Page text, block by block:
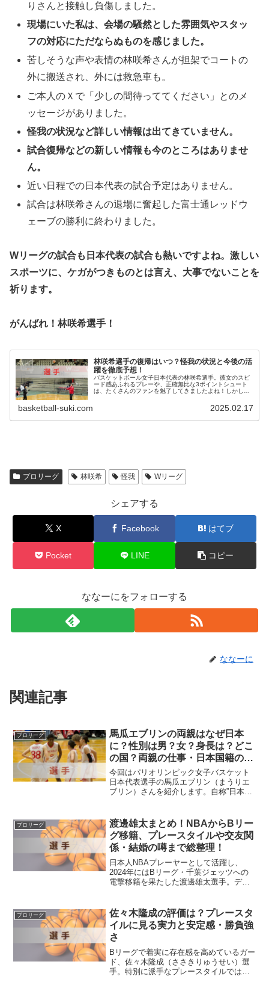
りさんと接触し負傷しました。
現場にいた私は、会場の騒然とした雰囲気やスタッ
フの対応にただならぬものを感じました。
苦しそうな声や表情の林咲希さんが担架でコートの
外に搬送され、外には救急車も。
ご本人のＸで「少しの間待っててください」とのメ
ッセージがありました。
怪我の状況など詳しい情報は出てきていません。
試合復帰などの新しい情報も今のところはありませ
ん。
近い日程での日本代表の試合予定はありません。
試合は林咲希さんの退場に奮起した富士通レッドウ
ェーブの勝利に終わりました。
Wリーグの試合も日本代表の試合も熱いですよね。 激しい
スポーツに、ケガがつきものとは言え、大事でないことを
祈ります。
がんばれ！林咲希選手！
林咲希選手の復帰はいつ？怪我の状況と今後の活
躍を徹底予想！
バスケットボール女子日本代表の林咲希選手。彼女のスピ
ード感あふれるプレーや、正確無比な3ポイントシュート
は、たくさんのファンを魅了してきましたよね！しかし、
basketball-suki.com 2025.02.17
プロリーグ 林咲希 怪我 Wリーグ
シェアする
X Facebook はてブ
Pocket LINE コピー
ななーにをフォローする
ななーに
関連記事
プロリーグ
馬瓜エブリンの両親はなぜ日本
に？性別は男？女？身長は？どこ
の国？両親の仕事・日本国籍の秘
密を徹底調査！
今回はパリオリンピック女子バスケット
日本代表選手の馬瓜エブリン（まうりエ
ブリン）さんを紹介します。自称”日本一
カメラにむかってグングン前に出ておど
る愛嬌たっぷりのムー...
プロリーグ
渡邊雄太まとめ！NBAからBリー
グ移籍、プレースタイルや交友関
係・結婚の噂まで総整理！
日本人NBAプレーヤーとして活躍し、
2024年にはBリーグ・千葉ジェッツへの
電撃移籍を果たした渡邊雄太選手。ディ
でブレないプレースタイルに加え、大谷
翔平選手との交...
プロリーグ
佐々木隆成の評価は？プレースタ
イルに見る実力と安定感・勝負強
さ
Bリーグで着実に存在感を高めているガー
ド、佐々木隆成（ささきりゅうせい）選
手。特別に派手なプレースタイルではな